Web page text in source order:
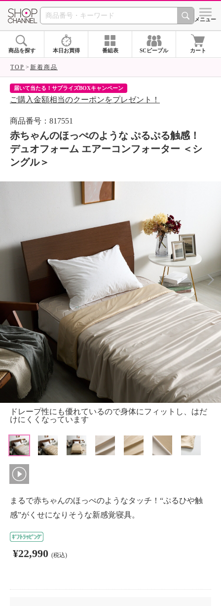
SHOP CHANNEL シメニュー
商品を探す 本日お買得 番組表 SCピープル カート
TOP 新着商品
届いて当たる！サプライズBOXキャンペーン
ご購入金額相当のクーポンをプレゼント！
商品番号：817551
赤ちゃんのほっぺのような ぷるぷる触感！
デュオフォーム エアーコンフォーター ＜シ
ングル＞
ドレープ性にも優れているので身体にフィットし、はだ
けにくくなっています
まるで赤ちゃんのほっぺのようなタッチ！“ぷるひや触
感”がくせになりそうな新感覚寝具。
¥22,990 (税込)